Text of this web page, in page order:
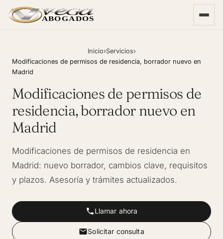
ABOGADOS
Inicio›Servicios›
Modificaciones de permisos de residencia, borrador nuevo en
Madrid
Modificaciones de permisos de
residencia, borrador nuevo en
Madrid
Modificaciones de permisos de residencia en
Madrid: nuevo borrador, cambios clave, requisitos
y plazos. Asesoría y trámites actualizados.
Llamar ahora
Solicitar consulta